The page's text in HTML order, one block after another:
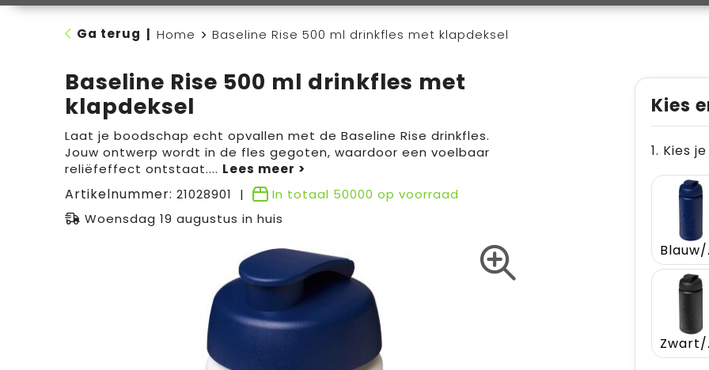
Ga terug Home Baseline Rise 500 ml drinkfles met klapdeksel
Baseline Rise 500 ml drinkfles met
klapdeksel
Laat je boodschap echt opvallen met de Baseline Rise drinkfles.
Jouw ontwerp wordt in de fles gegoten, waardoor een voelbaar
reliëfeffect ontstaat....
Artikelnummer: 21028901 In totaal 50000 op voorraad
Woensdag 19 augustus in huis
Kies
1. Kies